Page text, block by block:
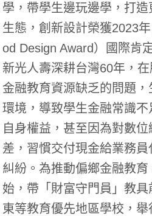
學，帶學生邊玩邊學，打造
生態，創新設計榮獲2023
od Design Award）國際肯
新光人壽深耕台灣60年，
金融教育資源缺乏的問題，
環境，導致學生金融常識不
自身權益，甚至因為對數
差， 習慣交付現金給業務
糾紛。為推動偏鄉金融教
始，帶「 財富守門員」教
東等教育優先地區學校， 舉